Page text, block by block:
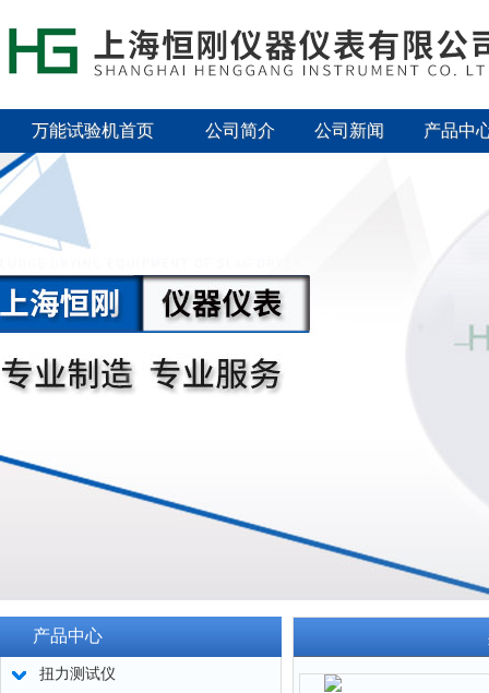
万能试验机首页 公司简介 公司新闻 产品中
产品中心
扭力测试仪